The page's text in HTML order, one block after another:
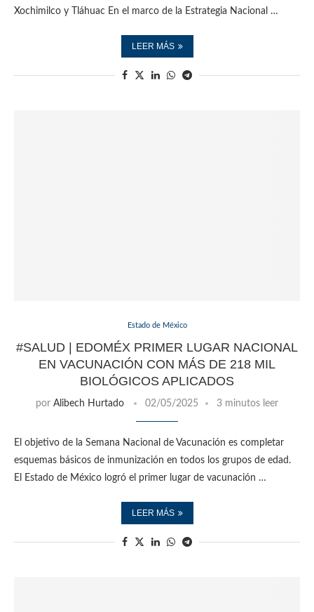
Xochimilco y Tláhuac En el marco de la Estrategia Nacional …
LEER MÁS
Estado de México
#SALUD | EDOMÉX PRIMER LUGAR NACIONAL
EN VACUNACIÓN CON MÁS DE 218 MIL
BIOLÓGICOS APLICADOS
por Alibech Hurtado 02/05/2025 3 minutos leer
El objetivo de la Semana Nacional de Vacunación es completar
esquemas básicos de inmunización en todos los grupos de edad.
El Estado de México logró el primer lugar de vacunación …
LEER MÁS